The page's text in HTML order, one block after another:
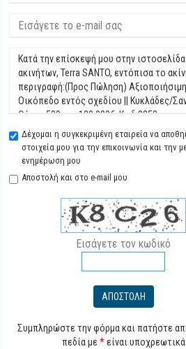
Δέχομαι η συγκεκριμένη εταιρεία να
στοιχεία μου για την επικοινωνία και την
ενημέρωση μου
Αποστολή και στο e-mail μου
Εισάγετε τον κωδικό
ΑΠΟΣΤΟΛΗ
Συμπληρώστε την φόρμα και πατήστε
πεδία με *είναι υποχρεωτικά